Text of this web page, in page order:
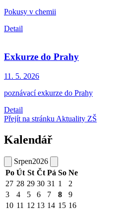
Pokusy v chemii
Detail
Exkurze do Prahy
11. 5. 2026
poznávací exkurze do Prahy
Detail
Přejít na stránku Aktuality ZŠ
Kalendář
Srpen2026
Po Út St Čt Pá So Ne
27 28 29 30 31 1
2
3
4 5 6 7 8
9
10 11 12 13 14 15 16